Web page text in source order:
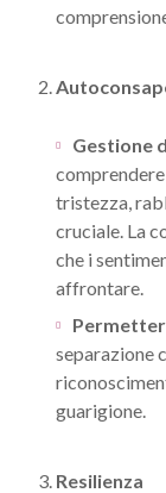
2.
Gestione
tristezza,
cruciale. La
che i
affrontare.
separazione
guarigione.
3. Resilienza